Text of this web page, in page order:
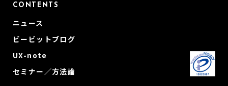
CONTENTS
ニュース
ビービットブログ
UX-note
セミナー／方法論